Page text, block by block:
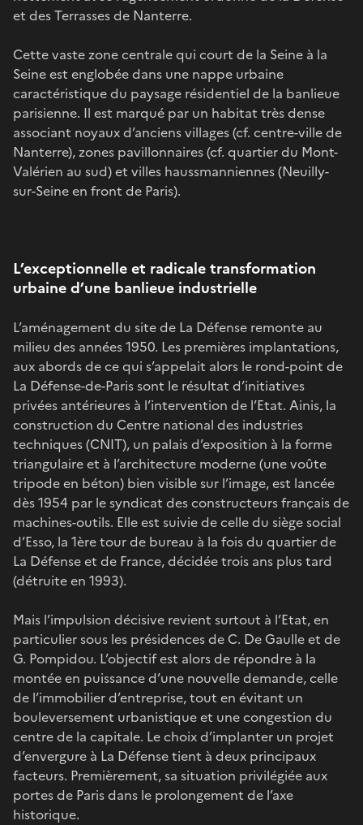
et des Terrasses de Nanterre.
Cette vaste zone centrale qui court de la Seine à la
Seine est englobée dans une nappe urbaine
caractéristique du paysage résidentiel de la banlieue
parisienne. Il est marqué par un habitat très dense
associant noyaux d’anciens villages (cf. centre-ville de
Nanterre), zones pavillonnaires (cf. quartier du Mont-
Valérien au sud) et villes haussmanniennes (Neuilly-
sur-Seine en front de Paris).
L’exceptionnelle et radicale transformation
urbaine d’une banlieue industrielle
L’aménagement du site de La Défense remonte au
milieu des années 1950. Les premières implantations,
aux abords de ce qui s’appelait alors le rond-point de
La Défense-de-Paris sont le résultat d’initiatives
privées antérieures à l’intervention de l’Etat. Ainis, la
construction du Centre national des industries
techniques (CNIT), un palais d’exposition à la forme
triangulaire et à l’architecture moderne (une voûte
tripode en béton) bien visible sur l’image, est lancée
dès 1954 par le syndicat des constructeurs français de
machines-outils. Elle est suivie de celle du siège social
d’Esso, la 1ère tour de bureau à la fois du quartier de
La Défense et de France, décidée trois ans plus tard
(détruite en 1993).
Mais l’impulsion décisive revient surtout à l’Etat, en
particulier sous les présidences de C. De Gaulle et de
G. Pompidou. L’objectif est alors de répondre à la
montée en puissance d’une nouvelle demande, celle
de l’immobilier d’entreprise, tout en évitant un
bouleversement urbanistique et une congestion du
centre de la capitale. Le choix d’implanter un projet
d’envergure à La Défense tient à deux principaux
facteurs. Premièrement, sa situation privilégiée aux
portes de Paris dans le prolongement de l’axe
historique.